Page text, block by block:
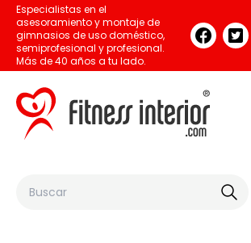
Especialistas en el
asesoramiento y montaje de
gimnasios de uso doméstico,
semiprofesional y profesional.
Más de 40 años a tu lado.